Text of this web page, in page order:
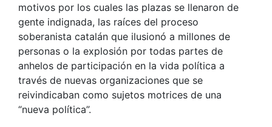
motivos por los cuales las plazas se llenaron de
gente indignada, las raíces del proceso
soberanista catalán que ilusionó a millones de
personas o la explosión por todas partes de
anhelos de participación en la vida política a
través de nuevas organizaciones que se
reivindicaban como sujetos motrices de una
“nueva política”.